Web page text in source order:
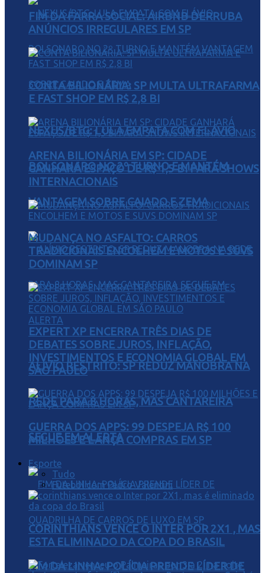
NEXUS/BTG: LULA EMPATA COM FLÁVIO
BOLSONARO NO 2º TURNO E MANTÉM
VANTAGEM SOBRE CAIADO E ZEMA
ALÍVIO RESTRITO: SP REDUZ MANOBRA NA
REDE PARA 8 HORAS, MAS CANTAREIRA
SEGUE EM ALERTA
FIM DA LINHA: POLÍCIA PRENDE LÍDER DE
FIM DA FARRA SOCIAL: AIRBNB DERRUBA
ANÚNCIOS IRREGULARES EM SP
CONTA BILIONÁRIA: SP MULTA ULTRAFARMA
E FAST SHOP EM R$ 2,8 BI
ARENA BILIONÁRIA EM SP: CIDADE
GANHARÁ ESPAÇO DE R$ 1,5 BI PARA SHOWS
INTERNACIONAIS
MUDANÇA NO ASFALTO: CARROS
TRADICIONAIS ENCOLHEM E MOTOS E SUVS
DOMINAM SP
EXPERT XP ENCERRA TRÊS DIAS DE
DEBATES SOBRE JUROS, INFLAÇÃO,
INVESTIMENTOS E ECONOMIA GLOBAL EM
SÃO PAULO
GUERRA DOS APPS: 99 DESPEJA R$ 100
MILHÕES E LANÇA COMPRAS EM SP
Esporte
Tudo
Futebol com Pedro Valentini
CORINTHIANS VENCE O INTER POR 2X1 , MAS
ESTA ELIMINADO DA COPA DO BRASIL